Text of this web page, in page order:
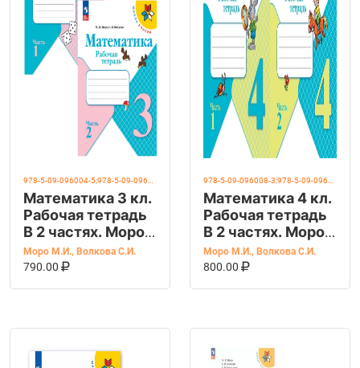
Математика 3 кл.
Рабочая тетрадь
В 2 частях. Моро
(Школа России)
(Просвещение)
Моро М.И., Волкова С.И.
790.00
В КОРЗИНУ
Математика 4 кл.
Рабочая тетрадь
В 2 частях. Моро
(Школа России)
(Просвещение)
Моро М.И., Волкова С.И.
800.00
В КОРЗИНУ